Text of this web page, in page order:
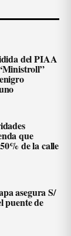
del PIAA
que
de la calle
asegura S/
puente de